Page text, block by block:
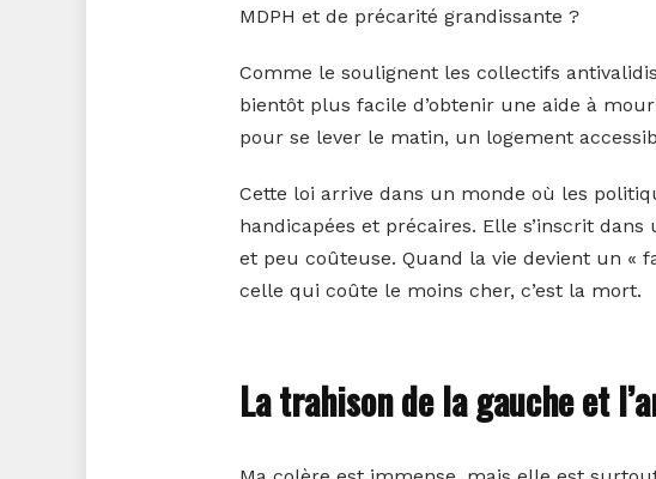
MDPH et de précarité grandissante ?
Comme le soulignent les collectifs
bientôt plus facile d’obtenir une aide à
pour se lever le matin, un logement
Cette loi arrive dans un monde où les
handicapées et précaires. Elle s’inscrit
et peu coûteuse. Quand la vie devient un «
celle qui coûte le moins cher, c’est la mort.
La trahison de la gauche et